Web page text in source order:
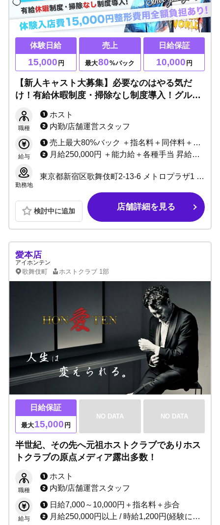
体験日給
15,000 円
売上
最大80%バック
日給保証
10,000 円
【新人キャスト大募集】必要なのはやる気だ
け！有給休暇制度・掃除なし制度導入！グルー
歓迎！
職種
ホスト
内勤/店舗運営スタッフ
給与
売上最大80%バック ＋指名料＋同伴料＋各種賞金
月給250,000円 ＋能力給＋各種手当 昇給随時
勤務地
東京都新宿区歌舞伎町2-13-6 メトロプラザ1 4階IJ室
検討中に追加 店舗詳細を見る
愛本店
アイホンテン
歌舞伎町 ホストクラブ 1部
日給保証
最大15,000 円
NO DATA NO DATA
半世紀、その先へ元祖ホストクラブでありホス
トクラブの原点メディア露出多数！
職種
ホスト
内勤/店舗運営スタッフ
給与
日給7,000～10,000円＋指名料＋歩合
月給250,000円以上 / 時給1,200円(経験により応相談)